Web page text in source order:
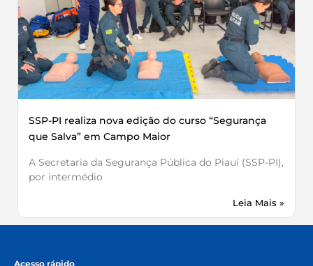
SSP-PI realiza nova edição do curso “Segurança
que Salva” em Campo Maior
A Secretaria da Segurança Pública do Piauí (SSP-PI),
por intermédio
Leia Mais »
Acesso rápido